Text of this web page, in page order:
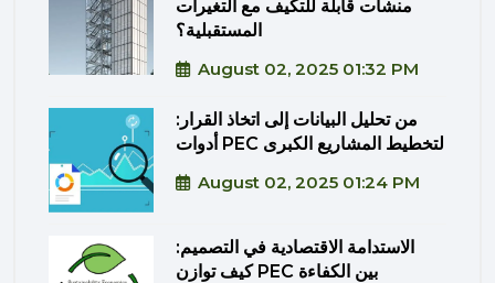
منشآت قابلة للتكيف مع التغيرات
المستقبلية؟
August 02, 2025 01:32 PM
من تحليل البيانات إلى اتخاذ القرار:
أدوات PEC لتخطيط المشاريع الكبرى
August 02, 2025 01:24 PM
الاستدامة الاقتصادية في التصميم:
كيف توازن PEC بين الكفاءة